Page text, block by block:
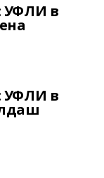
УФЛИ в
УФЛИ в